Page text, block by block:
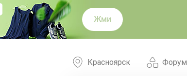
Жми
Форум
Красноярск